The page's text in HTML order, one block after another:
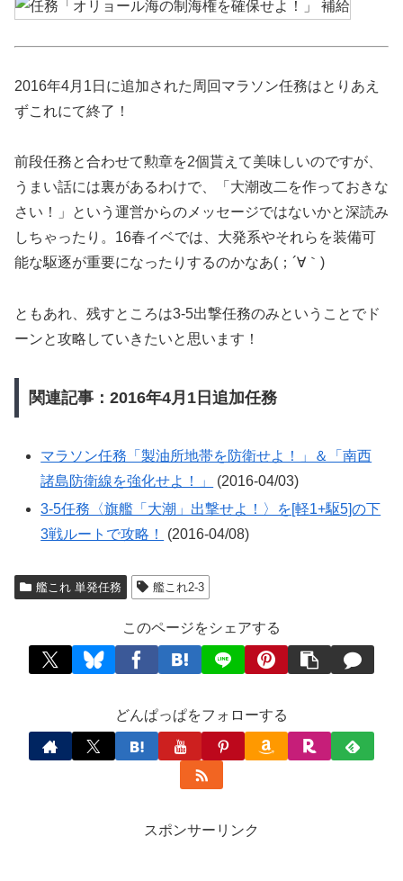
2016年4月1日に追加された周回マラソン任務はとりあえ
ずこれにて終了！
前段任務と合わせて勲章を2個貰えて美味しいのですが、
うまい話には裏があるわけで、「大潮改二を作っておきな
さい！」という運営からのメッセージではないかと深読み
しちゃったり。16春イベでは、大発系やそれらを装備可
能な駆逐が重要になったりするのかなあ(；´∀｀)
ともあれ、残すところは3-5出撃任務のみということでド
ーンと攻略していきたいと思います！
関連記事：2016年4月1日追加任務
マラソン任務「製油所地帯を防衛せよ！」＆「南西
諸島防衛線を強化せよ！」
(2016-04/03)
3-5任務〈旗艦「大潮」出撃せよ！〉を[軽1+駆5]の下
3戦ルートで攻略！
(2016-04/08)
艦これ 単発任務 艦これ2-3
このページをシェアする
どんぱっぱをフォローする
スポンサーリンク